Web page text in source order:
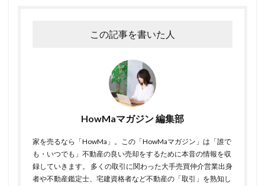
この記事を書いた人
HowMaマガジン 編集部
家を売るなら「HowMa」。この「HowMaマガジン」は「誰で
も・いつでも」不動産の良い売却をするために本音の情報を収
録していきます。 多くの取引に関わった大手売買仲介営業出身
者や不動産鑑定士、宅建資格者など不動産の「取引」を熟知し